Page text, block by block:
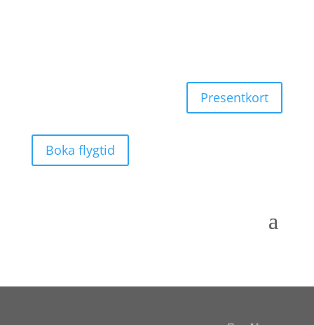
Presentkort
Boka flygtid